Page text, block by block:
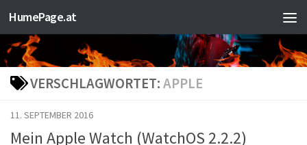
Zum Inhalt springen
HumePage.at
VERSCHLAGWORTET:APPLE
11. SEPTEMBER 2016
Mein Apple Watch (WatchOS 2.2.2)